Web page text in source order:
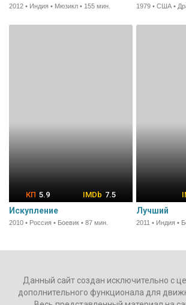
2012 • Индия • Мюзикл • 155 мин. 1979 • США •
5.9 7.5
Искупление
2010 • Россия • Боевик • 87 мин.
Лучший
2011 • Индия •
Данный сайт создан исключительно с
дополнительного функционала для